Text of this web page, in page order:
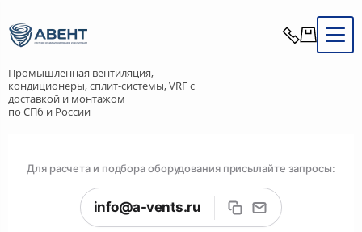
Промышленная вентиляция,
кондиционеры, сплит-системы, VRF с
доставкой и монтажом
по СПб и России
Для расчета и подбора оборудования присылайте запросы:
info@a-vents.ru